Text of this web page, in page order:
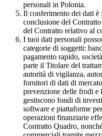
personali in Polonia.
Il conferimento dei dati è
conclusione del
del Contratto relativo al
I tuoi dati personali
categorie di soggetti:
pagamento rapido,
parte il Titolare del
autorità di vigilanza,
fornitori di dati di
prevenzione delle frodi e
gestiscono fondi di
software e piattaforme
operazioni finanziarie
Contratto Quadro,